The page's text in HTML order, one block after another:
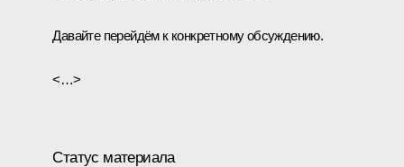
Давайте перейдём к конкретному обсуждению.
<…>
Статус материала